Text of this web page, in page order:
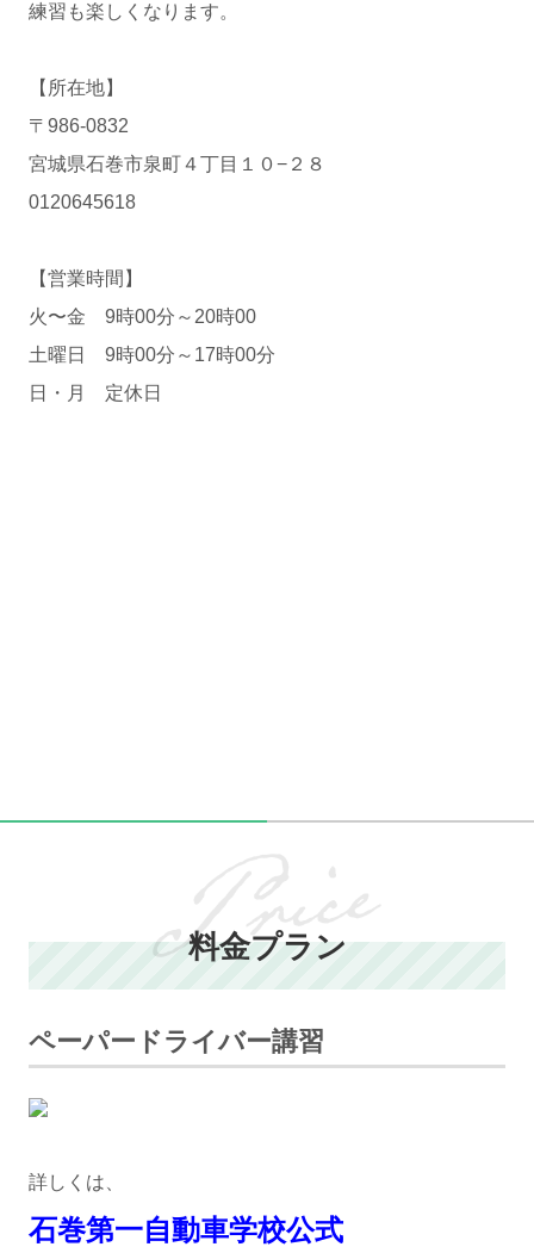
練習も楽しくなります。
【所在地】
〒986-0832
宮城県石巻市泉町４丁目１０−２８
0120645618
【営業時間】
火〜金 9時00分～20時00
土曜日 9時00分～17時00分
日・月 定休日
料金プラン
ペーパードライバー講習
詳しくは、
石巻第一自動車学校公式